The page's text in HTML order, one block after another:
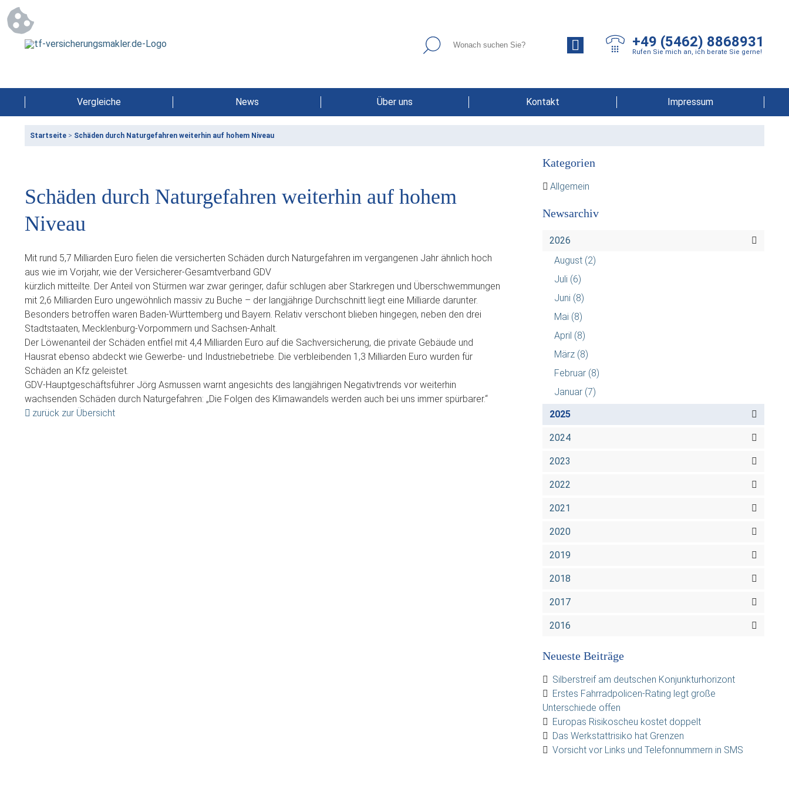
+49 (5462) 8868931
Rufen Sie mich an, ich berate Sie gerne!
Vergleiche News Über uns Kontakt Impressum
Startseite > Schäden durch Naturgefahren weiterhin auf hohem Niveau
Schäden durch Naturgefahren weiterhin auf hohem
Niveau
Mit rund 5,7 Milliarden Euro fielen die versicherten Schäden durch Naturgefahren im vergangenen Jahr ähnlich hoch
aus wie im Vorjahr, wie der Versicherer-Gesamtverband GDV
kürzlich mitteilte. Der Anteil von Stürmen war zwar geringer, dafür schlugen aber Starkregen und Überschwemmungen
mit 2,6 Milliarden Euro ungewöhnlich massiv zu Buche – der langjährige Durchschnitt liegt eine Milliarde darunter.
Besonders betroffen waren Baden-Württemberg und Bayern. Relativ verschont blieben hingegen, neben den drei
Stadtstaaten, Mecklenburg-Vorpommern und Sachsen-Anhalt.
Der Löwenanteil der Schäden entfiel mit 4,4 Milliarden Euro auf die Sachversicherung, die private Gebäude und
Hausrat ebenso abdeckt wie Gewerbe- und Industriebetriebe. Die verbleibenden 1,3 Milliarden Euro wurden für
Schäden an Kfz geleistet.
GDV-Hauptgeschäftsführer Jörg Asmussen warnt angesichts des langjährigen Negativtrends vor weiterhin
wachsenden Schäden durch Naturgefahren: „Die Folgen des Klimawandels werden auch bei uns immer spürbarer.“
zurück zur Übersicht
Kategorien
Allgemein
Newsarchiv
2026
August (2)
Juli (6)
Juni (8)
Mai (8)
April (8)
März (8)
Februar (8)
Januar (7)
2025
2024
2023
2022
2021
2020
2019
2018
2017
2016
Neueste Beiträge
Silberstreif am deutschen Konjunkturhorizont
Erstes Fahrradpolicen-Rating legt große
Unterschiede offen
Europas Risikoscheu kostet doppelt
Das Werkstattrisiko hat Grenzen
Vorsicht vor Links und Telefonnummern in SMS